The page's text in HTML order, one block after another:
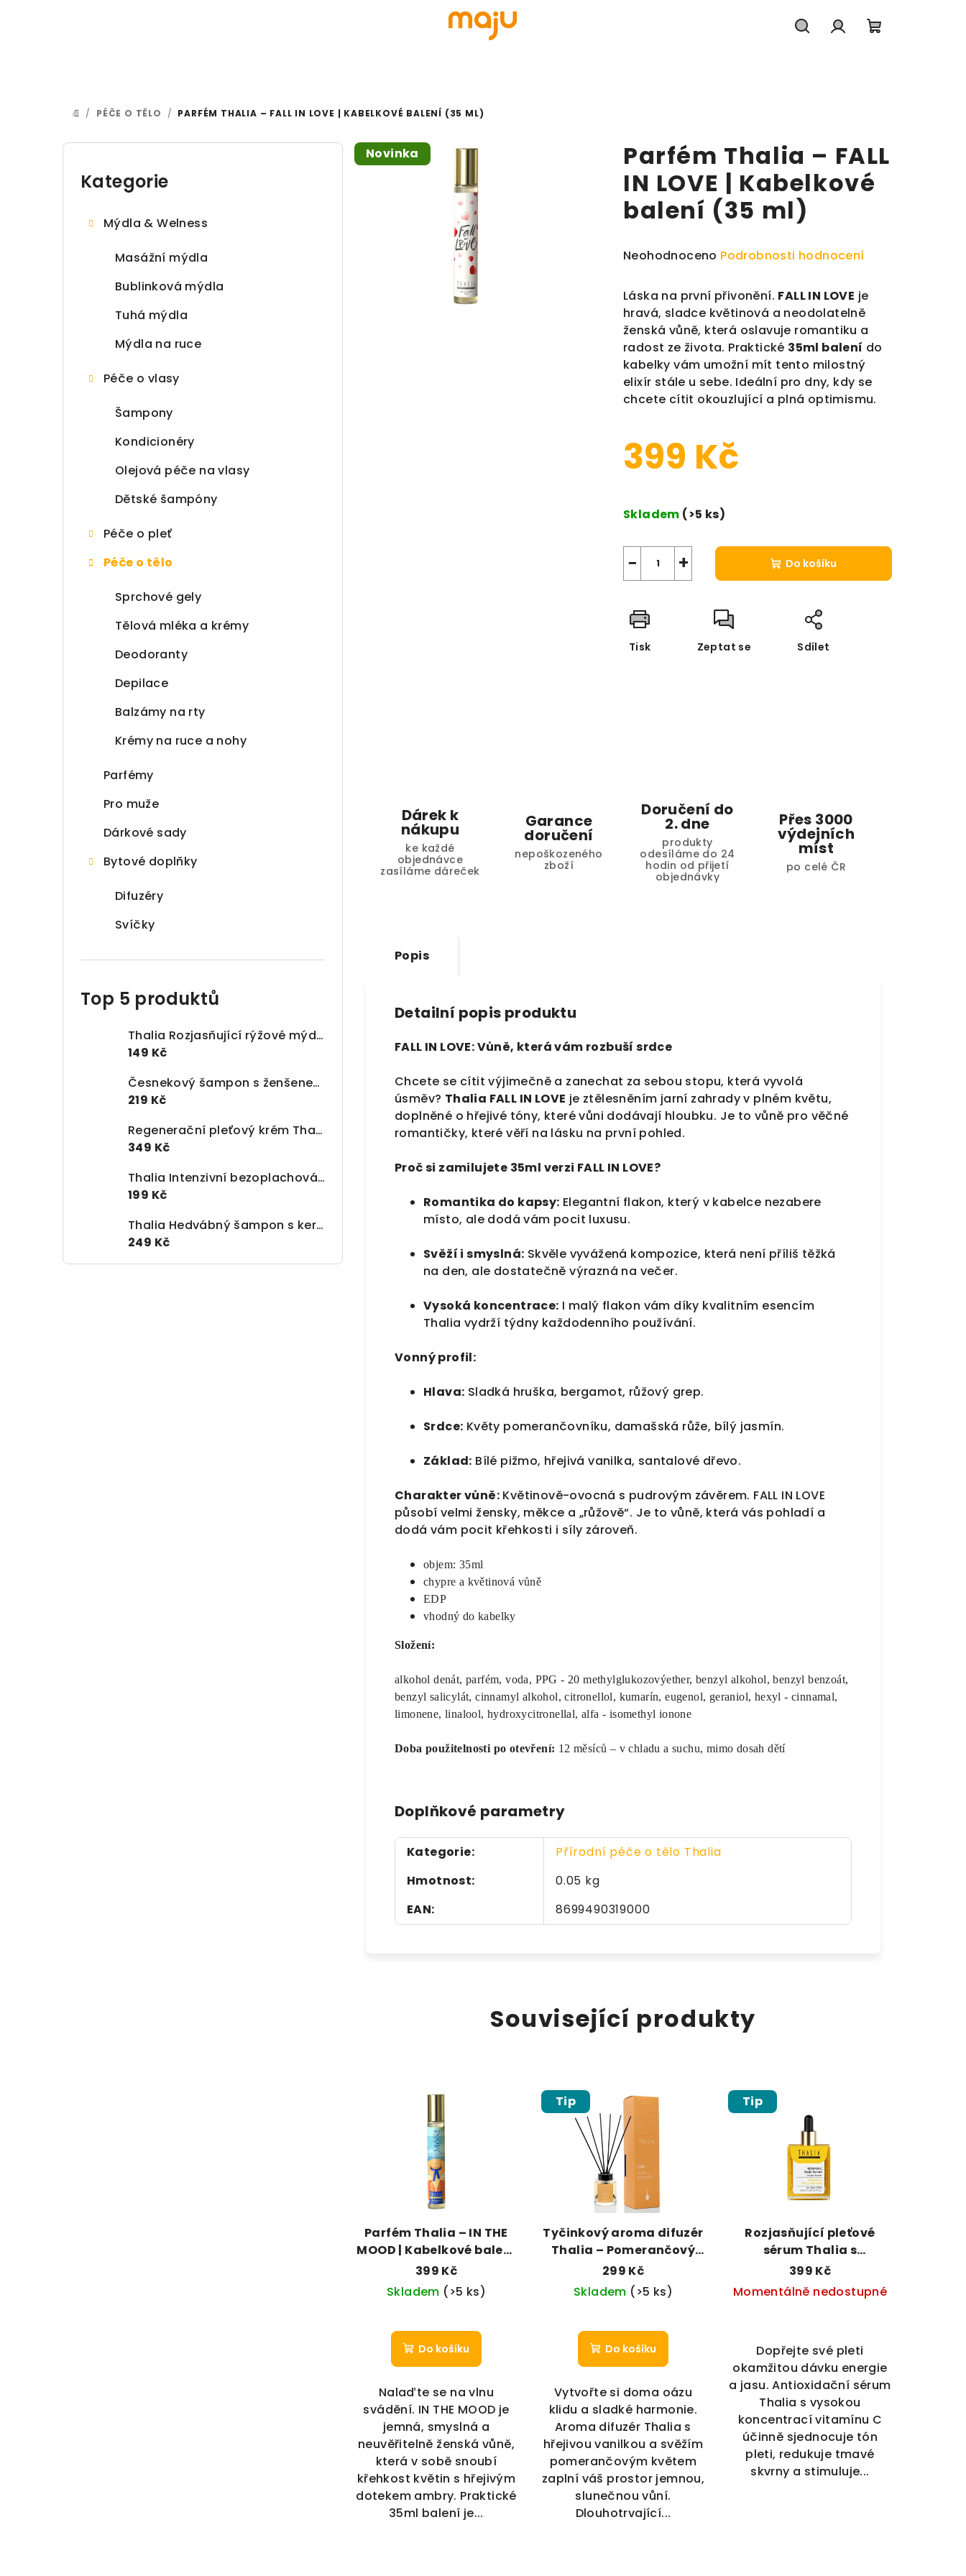
DOMŮ
/ PÉČE O TĚLO / PARFÉM THALIA – FALL IN LOVE | KABELKOVÉ BALENÍ (35 ML)
Postranní panel
Přeskočit kategorie
Kategorie
Mýdla & Welness
Masážní mýdla
Bublinková mýdla
Tuhá mýdla
Mýdla na ruce
Péče o vlasy
Šampony
Kondicionéry
Olejová péče na vlasy
Dětské šampóny
Péče o pleť
Péče o tělo
Sprchové gely
Tělová mléka a krémy
Deodoranty
Depilace
Balzámy na rty
Krémy na ruce a nohy
Parfémy
Pro muže
Dárkové sady
Bytové doplňky
Difuzéry
Svíčky
Top 5 produktů
Thalia Rozjasňující rýžové mýdlo – Rice Soap (150 g)
149 Kč
Česnekový šampon s ženšenem proti vypadávání vlasů (300 ml)
219 Kč
Regenerační pleťový krém Thalia s granátovým jablkem (250 ml)
349 Kč
Thalia Intenzivní bezoplachová maska na vlasy | Regenerace & Ochrana (150 ml)
199 Kč
Thalia Hedvábný šampon s keratinem – Pro hloubkovou obnovu (300 ml)
249 Kč
Parfém Thalia – FALL
IN LOVE | Kabelkové
balení (35 ml)
Průměrné hodnocení produktu je 0,0 z 5 hvězdiček.
Neohodnoceno Podrobnosti hodnocení
Láska na první přivonění. FALL IN LOVE je
hravá, sladce květinová a neodolatelně
ženská vůně, která oslavuje romantiku a
radost ze života. Praktické 35ml balení do
kabelky vám umožní mít tento milostný
elixír stále u sebe. Ideální pro dny, kdy se
chcete cítit okouzlující a plná optimismu.
399 Kč
Skladem (>5 ks)
+
− Do košíku
Tisk Zeptat se Sdílet
Novinka
Dárek k
nákupu
ke každé
objednávce
zasíláme dáreček
Garance
doručení
nepoškozeného
zboží
Doručení do
2. dne
produkty
odesíláme do 24
hodin od přijetí
objednávky
Přes 3000
výdejních
míst
po celé ČR
Popis
Detailní popis produktu
FALL IN LOVE: Vůně, která vám rozbuší srdce
Chcete se cítit výjimečně a zanechat za sebou stopu, která vyvolá
úsměv? Thalia FALL IN LOVE je ztělesněním jarní zahrady v plném květu,
doplněné o hřejivé tóny, které vůni dodávají hloubku. Je to vůně pro věčné
romantičky, které věří na lásku na první pohled.
Proč si zamilujete 35ml verzi FALL IN LOVE?
Romantika do kapsy: Elegantní flakon, který v kabelce nezabere
místo, ale dodá vám pocit luxusu.
Svěží i smyslná: Skvěle vyvážená kompozice, která není příliš těžká
na den, ale dostatečně výrazná na večer.
Vysoká koncentrace: I malý flakon vám díky kvalitním esencím
Thalia vydrží týdny každodenního používání.
Vonný profil:
Hlava: Sladká hruška, bergamot, růžový grep.
Srdce: Květy pomerančovníku, damašská růže, bílý jasmín.
Základ: Bílé pižmo, hřejivá vanilka, santalové dřevo.
Charakter vůně: Květinově-ovocná s pudrovým závěrem. FALL IN LOVE
působí velmi žensky, měkce a „růžově“. Je to vůně, která vás pohladí a
dodá vám pocit křehkosti i síly zároveň.
objem: 35ml
chypre a květinová vůně
EDP
vhodný do kabelky
Složení:
alkohol denát, parfém, voda, PPG - 20 methylglukozovýether, benzyl alkohol, benzyl benzoát,
benzyl salicylát, cinnamyl alkohol, citronellol, kumarín, eugenol, geraniol, hexyl - cinnamal,
limonene, linalool, hydroxycitronellal, alfa - isomethyl ionone
Doba použitelnosti po otevření: 12 měsíců – v chladu a suchu, mimo dosah dětí
Doplňkové parametry
Kategorie:
Přírodní péče o tělo Thalia
Hmotnost:
0.05 kg
EAN: 8699490319000
Související produkty
Parfém Thalia – IN THE
MOOD | Kabelkové balení
(35 ml)
399 Kč
Skladem (>5 ks)
Do košíku
Nalaďte se na vlnu
svádění. IN THE MOOD je
jemná, smyslná a
neuvěřitelně ženská vůně,
která v sobě snoubí
křehkost květin s hřejivým
dotekem ambry. Praktické
35ml balení je...
Tip
Tyčinkový aroma difuzér
Thalia – Pomerančový
květ a Vanilka (100 ml)
299 Kč
Skladem (>5 ks)
Do košíku
Vytvořte si doma oázu
klidu a sladké harmonie.
Aroma difuzér Thalia s
hřejivou vanilkou a svěžím
pomerančovým květem
zaplní váš prostor jemnou,
slunečnou vůní.
Dlouhotrvající...
Tip
Rozjasňující pleťové
sérum Thalia s
vitamínem C (30 ml)
399 Kč
Momentálně nedostupné
Dopřejte své pleti
okamžitou dávku energie
a jasu. Antioxidační sérum
Thalia s vysokou
koncentrací vitamínu C
účinně sjednocuje tón
pleti, redukuje tmavé
skvrny a stimuluje...